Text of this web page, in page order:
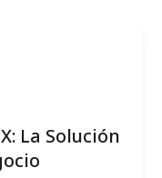
La Solución